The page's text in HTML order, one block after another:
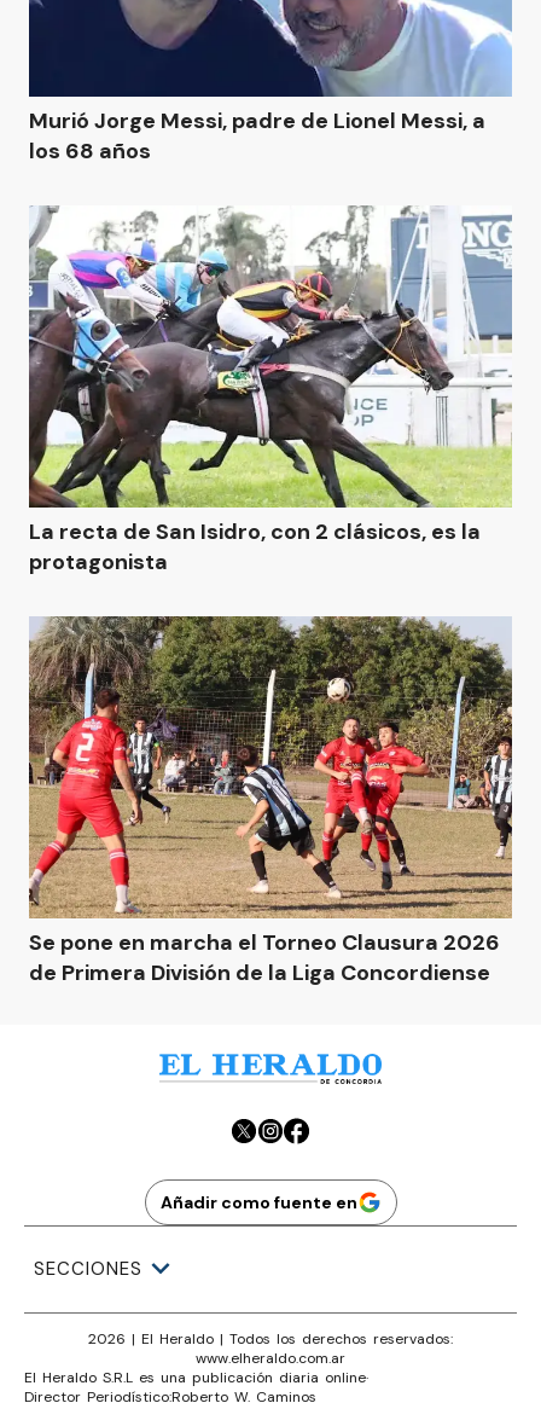
Murió Jorge Messi, padre de Lionel Messi, a
los 68 años
La recta de San Isidro, con 2 clásicos, es la
protagonista
Se pone en marcha el Torneo Clausura 2026
de Primera División de la Liga Concordiense
Añadir como fuente en
SECCIONES
2026 | El Heraldo | Todos los derechos reservados:
www.elheraldo.com.ar
El Heraldo S.R.L es una publicación diaria online·
Director Periodístico:Roberto W. Caminos